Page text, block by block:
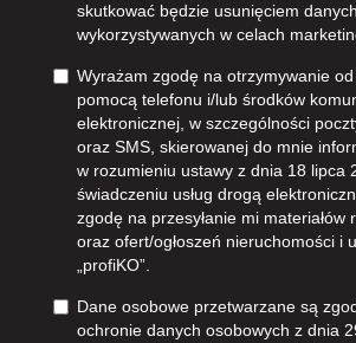
skutkować będzie usunięciem
wykorzystywanych w celach
Wyrażam zgodę na otrzymywanie od
pomocą telefonu i/lub środków
elektronicznej, w szczególności
oraz SMS, skierowanej do mnie
w rozumieniu ustawy z dnia 18 lipca
świadczeniu usług drogą
zgodę na przesyłanie mi materiałów
oraz ofert/ogłoszeń nieruchomości i
„profiKO”.
Dane osobowe przetwarzane są
ochronie danych osobowych z dnia